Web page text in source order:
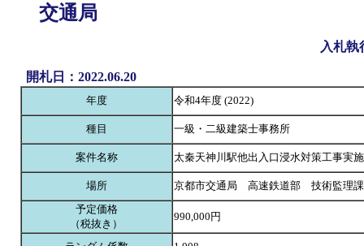
交通局
入札執
開札日：2022.06.20
年度 令和4年度 (2022)
種目 一級・二級建築士事務所
案件名称 太秦天神川駅他出入口浸水対策工事実
場所
京都市交通局 高速鉄道部 技術監理課
予定価格
（税抜き）
990,000円